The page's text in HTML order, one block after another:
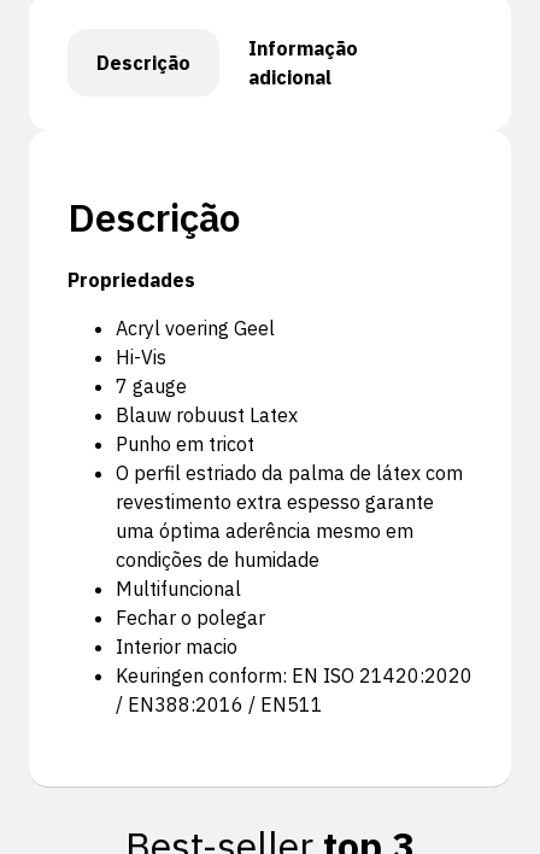
Descrição
Informação
adicional
Descrição
Propriedades
Acryl voering Geel
Hi-Vis
7 gauge
Blauw robuust Latex
Punho em tricot
O perfil estriado da palma de látex com
revestimento extra espesso garante
uma óptima aderência mesmo em
condições de humidade
Multifuncional
Fechar o polegar
Interior macio
Keuringen conform: EN ISO 21420:2020
/ EN388:2016 / EN511